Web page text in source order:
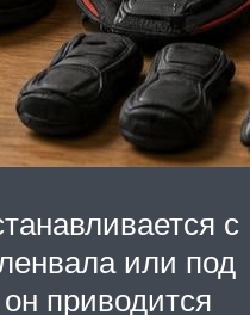
с
или под
приводится